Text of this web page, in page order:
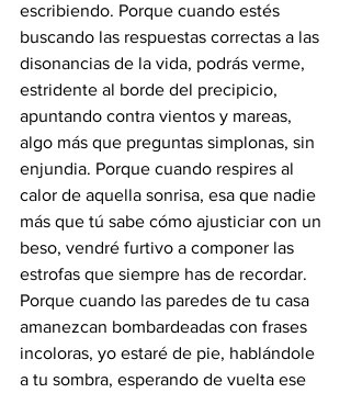
escribiendo. Porque cuando estés
buscando las respuestas correctas a las
disonancias de la vida, podrás verme,
estridente al borde del precipicio,
apuntando contra vientos y mareas,
algo más que preguntas simplonas, sin
enjundia. Porque cuando respires al
calor de aquella sonrisa, esa que nadie
más que tú sabe cómo ajusticiar con un
beso, vendré furtivo a componer las
estrofas que siempre has de recordar.
Porque cuando las paredes de tu casa
amanezcan bombardeadas con frases
incoloras, yo estaré de pie, hablándole
a tu sombra, esperando de vuelta ese